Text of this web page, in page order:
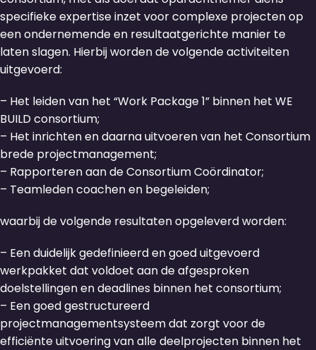
specifieke expertise inzet voor complexe projecten op
een ondernemende en resultaatgerichte manier te
laten slagen. Hierbij worden de volgende activiteiten
uitgevoerd:
– Het leiden van het “Work Package 1” binnen het WE
BUILD consortium;
– Het inrichten en daarna uitvoeren van het Consortium
brede projectmanagement;
– Rapporteren aan de Consortium Coördinator;
– Teamleden coachen en begeleiden;
waarbij de volgende resultaten opgeleverd worden:
– Een duidelijk gedefinieerd en goed uitgevoerd
werkpakket dat voldoet aan de afgesproken
doelstellingen en deadlines binnen het consortium;
– Een goed gestructureerd
projectmanagementsysteem dat zorgt voor de
efficiënte uitvoering van alle deelprojecten binnen het